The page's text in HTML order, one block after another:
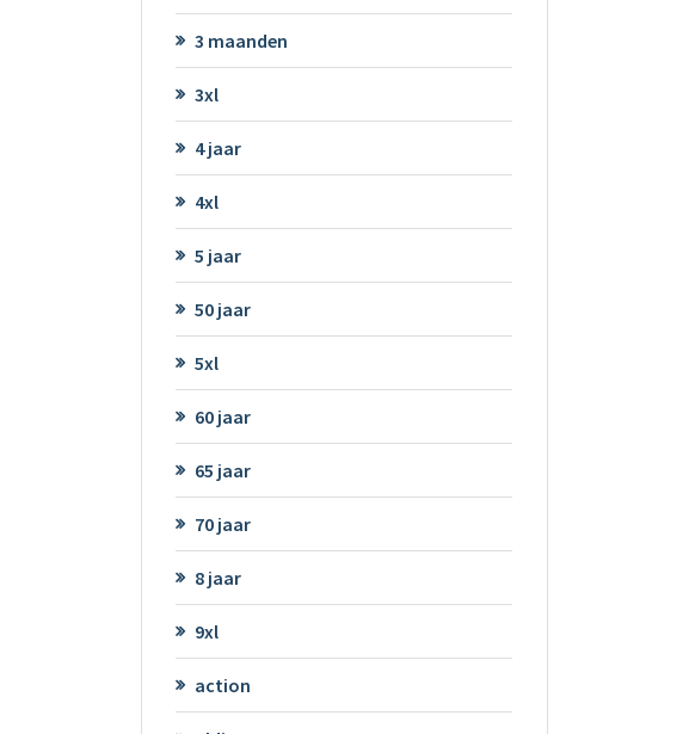
3 maanden
3xl
4 jaar
4xl
5 jaar
50 jaar
5xl
60 jaar
65 jaar
70 jaar
8 jaar
9xl
action